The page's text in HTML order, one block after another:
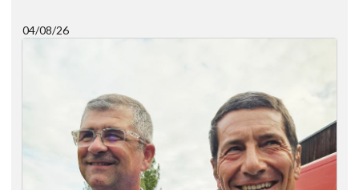
04/08/26